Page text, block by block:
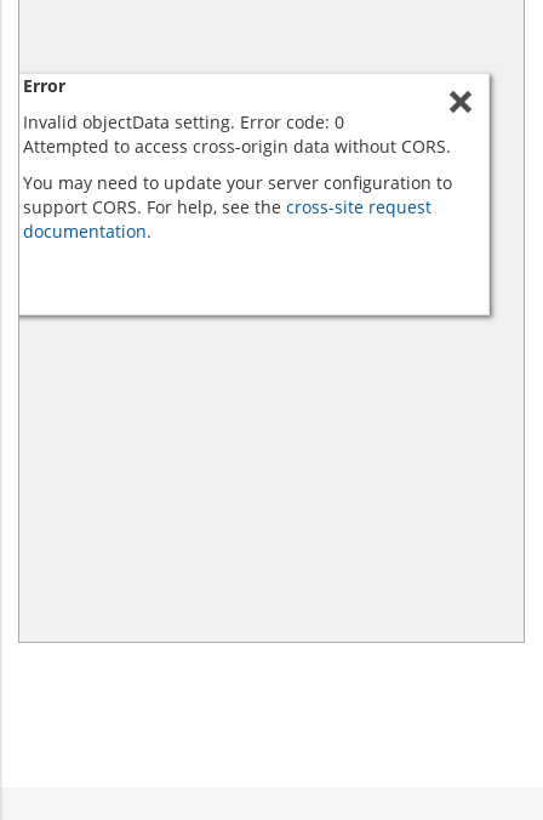
Error
Invalid objectData setting. Error code: 0
Attempted to access cross-origin data without CORS.
You may need to update your server configuration to
support CORS. For help, see the cross-site request
documentation.